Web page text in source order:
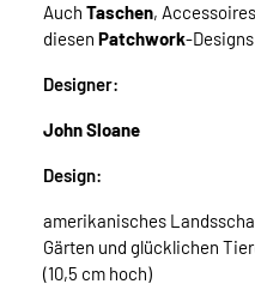
Auch Taschen,
diesen Patchwork-
Designer:
John Sloane
Design:
amerikanisches
Gärten und glücklichen
(10,5 cm hoch)